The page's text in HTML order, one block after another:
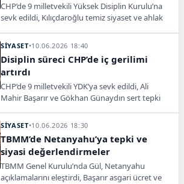
CHP’de 9 milletvekili Yüksek Disiplin Kurulu’na
sevk edildi, Kılıçdaroğlu temiz siyaset ve ahlak
SİYASET•10.06.2026 18:40
Disiplin süreci CHP’de iç gerilimi
artırdı
CHP’de 9 milletvekili YDK’ya sevk edildi, Ali
Mahir Başarır ve Gökhan Günaydın sert tepki
eleştirilerde bulundu.
SİYASET•10.06.2026 18:30
TBMM’de Netanyahu’ya tepki ve
siyasi değerlendirmeler
TBMM Genel Kurulu’nda Gül, Netanyahu
açıklamalarını eleştirdi, Başarır asgari ücret ve